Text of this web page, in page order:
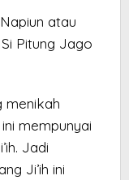
atau
Pitung Jago
menikah
mempunyai
Jadi
Ji’ih ini